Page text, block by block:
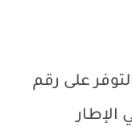
على رقم